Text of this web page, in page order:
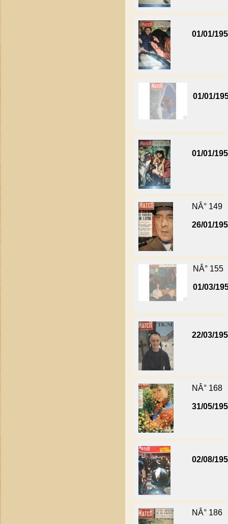
01/01/
01/01/
01/01/
NÂ° 149
26/01/
NÂ° 155
01/03/
22/03/
NÂ° 168
31/05/
02/08/
NÂ° 186